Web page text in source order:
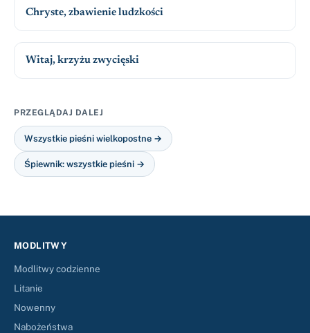
Chryste, zbawienie ludzkości
Witaj, krzyżu zwycięski
PRZEGLĄDAJ DALEJ
Wszystkie pieśni wielkopostne →
Śpiewnik: wszystkie pieśni →
MODLITWY
Modlitwy codzienne
Litanie
Nowenny
Nabożeństwa